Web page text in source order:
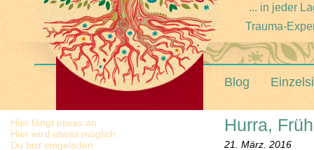
... in jeder
Trauma-
Blog
Hier fängt etwas an
Hier wird etwas möglich
Du bist eingeladen
Hurra,
21. März. 2016